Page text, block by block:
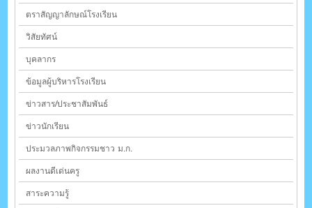
ตราสัญญาลักษณ์โรงเรียน
วิสัยทัศน์
บุคลากร
ข้อมูลผู้บริหารโรงเรียน
ข่าวสาร/ประชาสัมพันธ์
ข่าวนักเรียน
ประมวลภาพกิจกรรมชาว ม.ก.
ผลงานดีเด่นครู
สาระความรู้